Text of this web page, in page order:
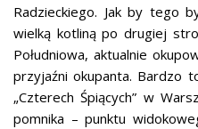
Radzieckiego. Jak by tego
wielką kotliną po drugiej
Południowa, aktualnie
przyjaźni okupanta. Bardzo
„Czterech Śpiących” w
pomnika – punktu